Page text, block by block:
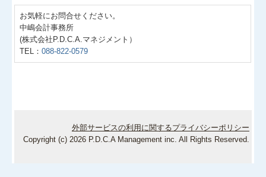
お気軽にお問合せください。
中嶋会計事務所
(株式会社P.D.C.A.マネジメント）
TEL：088-822-0579
外部サービスの利用に関するプライバシーポリシー
Copyright (c) 2026 P.D.C.A Management inc. All Rights Reserved.